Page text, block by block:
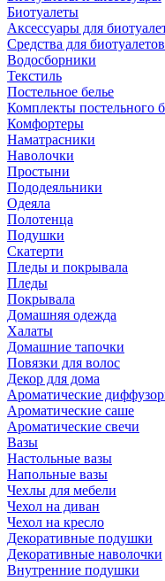
Биотуалеты
Аксессуары для
Средства для биотуалетов
Водосборники
Текстиль
Постельное белье
Комплекты постельного
Комфортеры
Наматрасники
Наволочки
Простыни
Пододеяльники
Одеяла
Полотенца
Подушки
Скатерти
Пледы и покрывала
Пледы
Покрывала
Домашняя одежда
Халаты
Домашние тапочки
Повязки для волос
Декор для дома
Ароматические
Ароматические саше
Ароматические свечи
Вазы
Настольные вазы
Напольные вазы
Чехлы для мебели
Чехол на диван
Чехол на кресло
Декоративные подушки
Декоративные наволочки
Внутренние подушки